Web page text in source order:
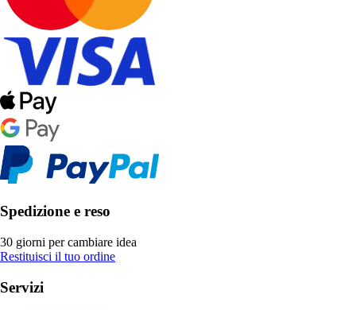
Spedizione e reso
30 giorni per cambiare idea
Restituisci il tuo ordine
Servizi